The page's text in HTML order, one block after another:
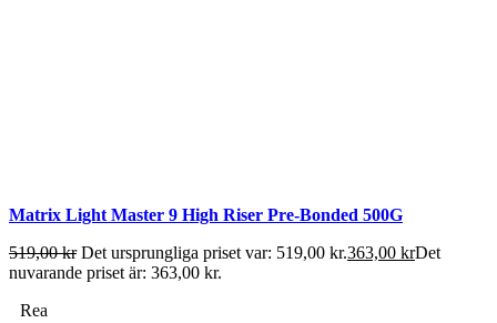
Matrix Light Master 9 High Riser Pre-Bonded 500G
519,00kr Det ursprungliga priset var: 519,00 kr.363,00 krDet
nuvarande priset är: 363,00 kr.
Rea